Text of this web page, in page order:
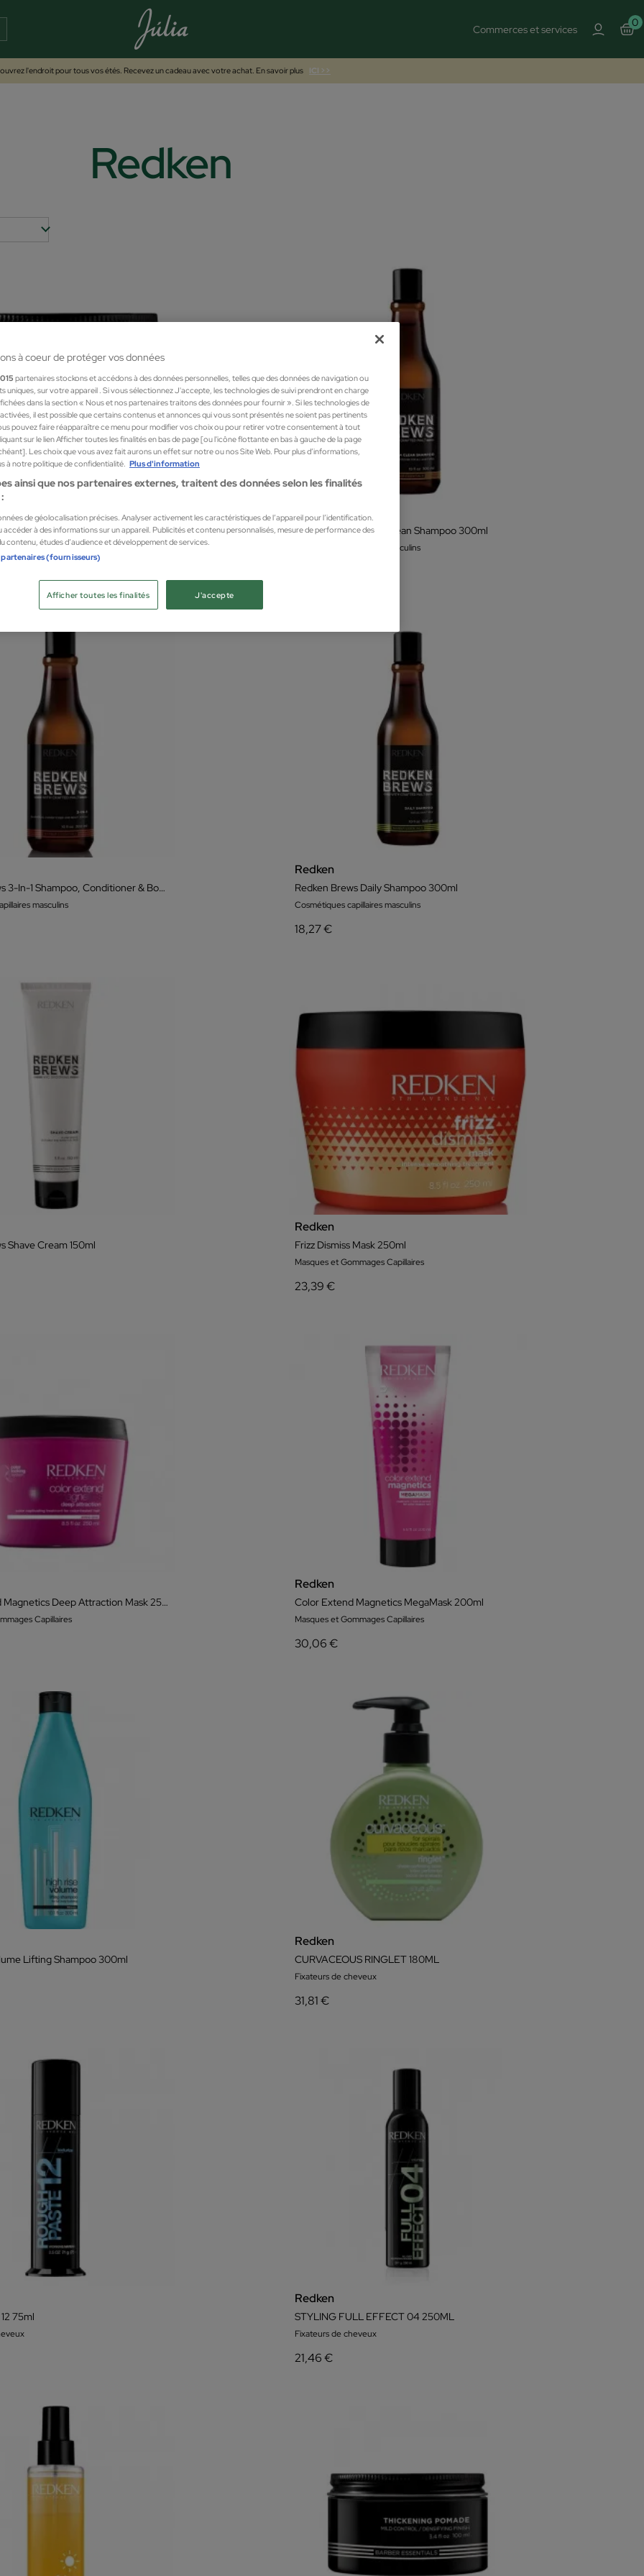
Commerces et services
0
l'endroit pour tous vos étés. Recevez un cadeau avec votre achat. En savoir plus ICI >>
Redken
Clay Pomade 100ml
masculins
Redken
Redken Brews Extra Clean Shampoo 300ml
Cosmétiques capillaires masculins
Redken Brews 3-In-1 Shampoo, Conditioner & Body Wash 300ml
masculins
Redken
Redken Brews Daily Shampoo 300ml
Cosmétiques capillaires masculins
18,27 €
Shave Cream 150ml
Redken
Frizz Dismiss Mask 250ml
Masques et Gommages Capillaires
23,39 €
Color Extend Magnetics Deep Attraction Mask 250ml
Capillaires
Redken
Color Extend Magnetics MegaMask 200ml
Masques et Gommages Capillaires
30,06 €
Lifting Shampoo 300ml
Redken
CURVACEOUS RINGLET 180ML
Fixateurs de cheveux
31,81 €
75ml
Redken
STYLING FULL EFFECT 04 250ML
Fixateurs de cheveux
21,46 €
à coeur de protéger vos données
partenaires stockons et accédons à des données personnelles, telles que des données de navigation ou
uniques, sur votre appareil . Si vous sélectionnez J'accepte, les technologies de suivi prendront en charge
dans la section « Nous et nos partenaires traitons des données pour fournir ». Si les technologies de
il est possible que certains contenus et annonces qui vous sont présentés ne soient pas pertinents
pouvez faire réapparaître ce menu pour modifier vos choix ou pour retirer votre consentement à tout
sur le lien Afficher toutes les finalités en bas de page [ou l'icône flottante en bas à gauche de la page
Les choix que vous avez fait aurons un effet sur notre ou nos Site Web. Pour plus d’informations,
à notre politique de confidentialité. Plus d'information
ainsi que nos partenaires externes, traitent des données selon les finalités
de géolocalisation précises. Analyser activement les caractéristiques de l’appareil pour l’identification.
à des informations sur un appareil. Publicités et contenu personnalisés, mesure de performance des
contenu, études d’audience et développement de services.
(fournisseurs)
J'accepte
Afficher toutes les finalités